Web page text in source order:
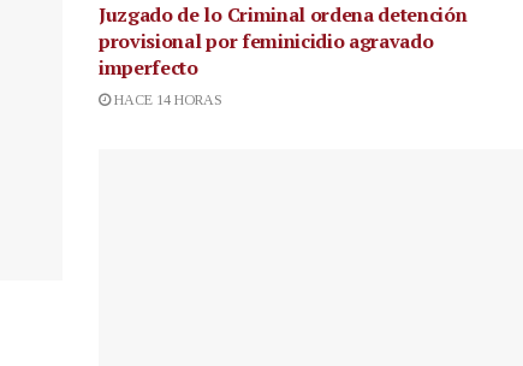
Juzgado de lo Criminal ordena detención
provisional por feminicidio agravado
imperfecto
HACE 14 HORAS